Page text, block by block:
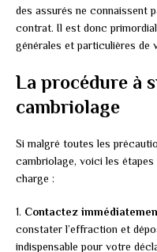
des assurés ne connaissent
contrat. Il est donc
générales et particulières de
La procédure à
cambriolage
Si malgré toutes les
cambriolage, voici les
charge :
1. Contactez
constater l’effraction et
indispensable pour votre